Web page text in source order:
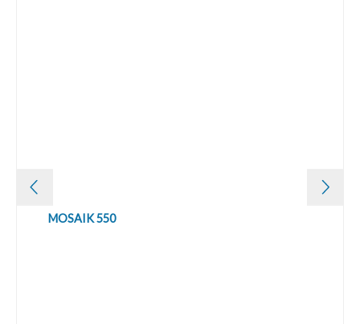
MOSAIK 550